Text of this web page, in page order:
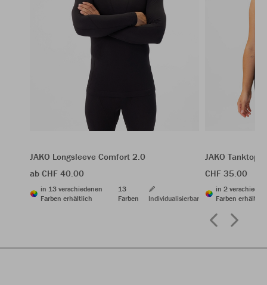
JAKO Longsleeve Comfort 2.0
ab CHF 40.00
in 13 verschiedenen
Farben erhältlich
13
Farben
Individualisierbar
JAKO Tanktop
CHF 35.00
in 2
Farben